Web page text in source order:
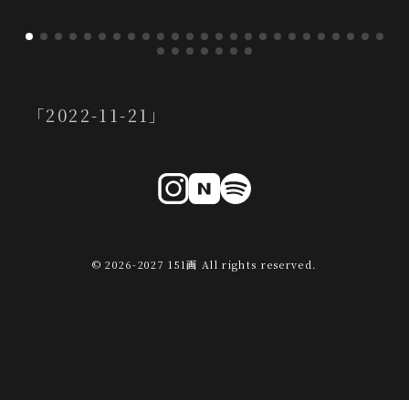
「2022-11-21」
© 2026-2027 151画 All rights reserved.